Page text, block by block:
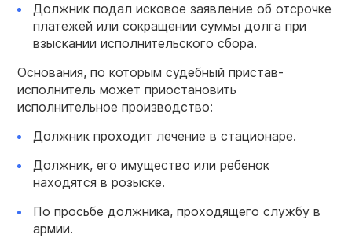
Должник подал исковое заявление об отсрочке
платежей или сокращении суммы долга при
взыскании исполнительского сбора.
Основания, по которым судебный пристав-
исполнитель может приостановить
исполнительное производство:
Должник проходит лечение в стационаре.
Должник, его имущество или ребенок
находятся в розыске.
По просьбе должника, проходящего службу в
армии.